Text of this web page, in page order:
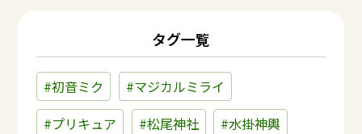
タグ一覧
#初音ミク
#マジカルミライ
#プリキュア
#松尾神社
#水掛神輿